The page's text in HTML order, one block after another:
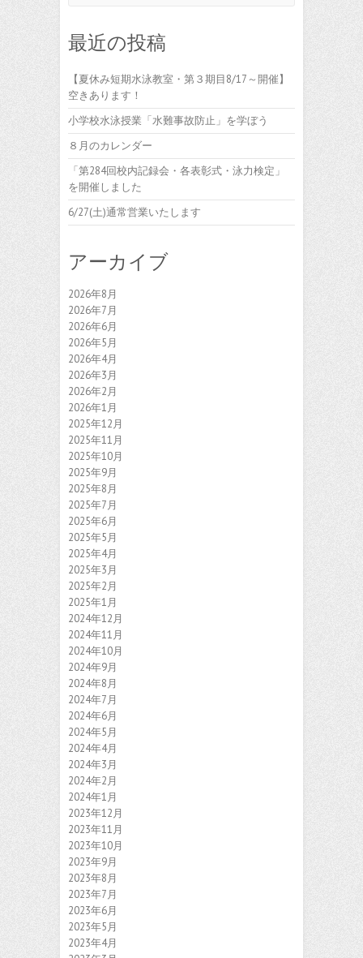
最近の投稿
【夏休み短期水泳教室・第３期目8/17～開催】
空きあります！
小学校水泳授業「水難事故防止」を学ぼう
８月のカレンダー
「第284回校内記録会・各表彰式・泳力検定」
を開催しました
6/27(土)通常営業いたします
アーカイブ
2026年8月
2026年7月
2026年6月
2026年5月
2026年4月
2026年3月
2026年2月
2026年1月
2025年12月
2025年11月
2025年10月
2025年9月
2025年8月
2025年7月
2025年6月
2025年5月
2025年4月
2025年3月
2025年2月
2025年1月
2024年12月
2024年11月
2024年10月
2024年9月
2024年8月
2024年7月
2024年6月
2024年5月
2024年4月
2024年3月
2024年2月
2024年1月
2023年12月
2023年11月
2023年10月
2023年9月
2023年8月
2023年7月
2023年6月
2023年5月
2023年4月